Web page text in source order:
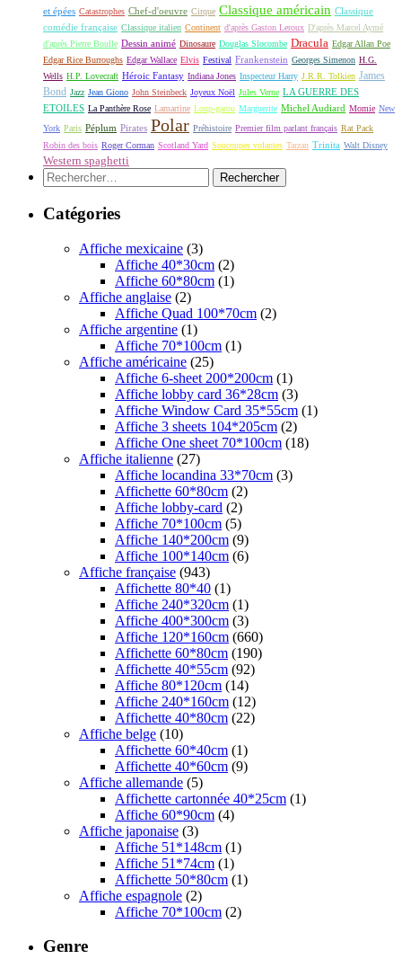
et épées Catastrophes Chef-d'oeuvre Cirque Classique américain Classique
comédie française Classique italien Continent d'après Gaston Leroux D'après Marcel Aymé
d'après Pierre Boulle Dessin animé Dinosaure Douglas Slocombe Dracula Edgar Allan Poe
Edgar Rice Burroughs Edgar Wallace Elvis Festival Frankenstein Georges Simenon H.G.
Wells H.P. Lovecraft Héroic Fantasy Indiana Jones Inspecteur Harry J.R.R. Tolkien James
Bond Jazz Jean Giono John Steinbeck Joyeux Noël Jules Verne LA GUERRE DES
ETOILES La Panthère Rose Lamartine Loup-garou Marguerite Michel Audiard Momie New
York Paris Péplum Pirates Polar Préhistoire Premier film parlant français Rat Pack
Robin des bois Roger Corman Scotland Yard Soucoupes volantes Tarzan Trinita Walt Disney
Western spaghetti
Rechercher :
Catégories
Affiche mexicaine (3)
Affiche 40*30cm (2)
Affiche 60*80cm (1)
Affiche anglaise (2)
Affiche Quad 100*70cm (2)
Affiche argentine (1)
Affiche 70*100cm (1)
Affiche américaine (25)
Affiche 6-sheet 200*200cm (1)
Affiche lobby card 36*28cm (3)
Affiche Window Card 35*55cm (1)
Affiche 3 sheets 104*205cm (2)
Affiche One sheet 70*100cm (18)
Affiche italienne (27)
Affiche locandina 33*70cm (3)
Affichette 60*80cm (2)
Affiche lobby-card (2)
Affiche 70*100cm (5)
Affiche 140*200cm (9)
Affiche 100*140cm (6)
Affiche française (943)
Affichette 80*40 (1)
Affiche 240*320cm (1)
Affiche 400*300cm (3)
Affiche 120*160cm (660)
Affichette 60*80cm (190)
Affichette 40*55cm (92)
Affiche 80*120cm (14)
Affiche 240*160cm (12)
Affichette 40*80cm (22)
Affiche belge (10)
Affichette 60*40cm (1)
Affichette 40*60cm (9)
Affiche allemande (5)
Affichette cartonnée 40*25cm (1)
Affiche 60*90cm (4)
Affiche japonaise (3)
Affiche 51*148cm (1)
Affiche 51*74cm (1)
Affichette 50*80cm (1)
Affiche espagnole (2)
Affiche 70*100cm (2)
Genre